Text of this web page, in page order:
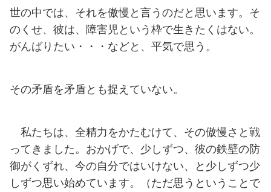
世の中では、それを傲慢と言うのだと思います。そ
のくせ、彼は、障害児という枠で生きたくはない。
がんばりたい・・・などと、平気で思う。
その矛盾を矛盾とも捉えていない。
私たちは、全精力をかたむけて、その傲慢さと戦
ってきました。おかげで、少しずつ、彼の鉄壁の防
御がくずれ、今の自分ではいけない、と少しずつ少
しずつ思い始めています。（ただ思うということで